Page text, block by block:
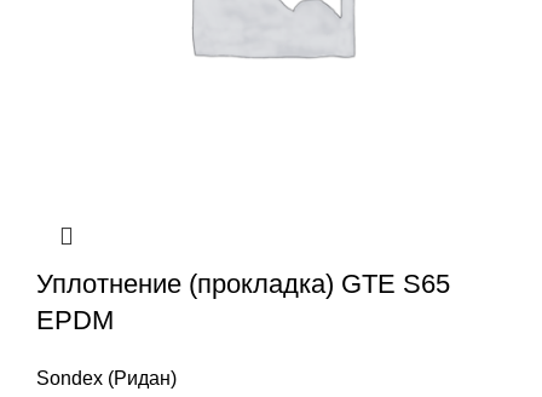
Уплотнение (прокладка) GTE S65
EPDM
Sondex (Ридан)